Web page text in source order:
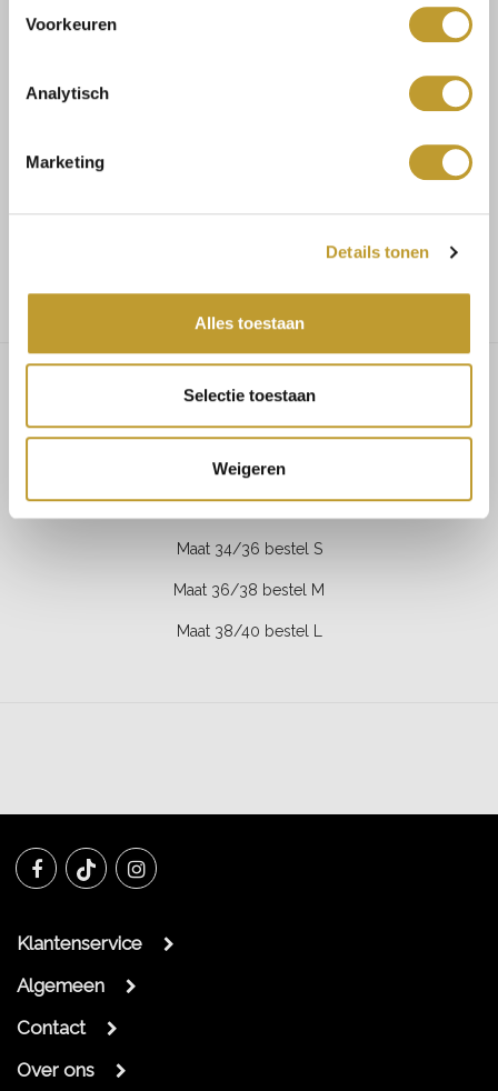
Voorkeuren
Analytisch
Marketing
Details tonen
Alles toestaan
Selectie toestaan
Weigeren
Gratis verzending vanaf €75,-
Chimain blouse black
MAATADVIES
Maat 34/36 bestel S
Maat 36/38 bestel M
Maat 38/40 bestel L
Klantenservice
Algemeen
Contact
Over ons